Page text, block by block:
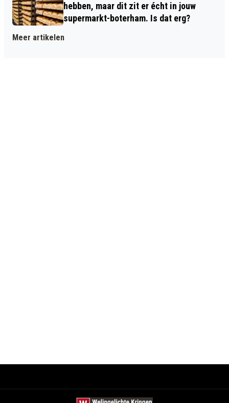
hebben, maar dit zit er écht in jouw
supermarkt-boterham. Is dat erg?
Meer artikelen